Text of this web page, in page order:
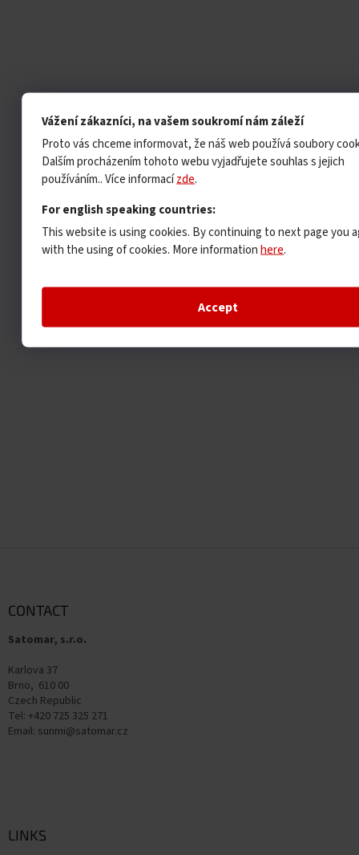
Vážení zákazníci, na vašem soukromí nám záleží
Proto vás chceme informovat, že náš web používá soubory
Dalším procházením tohoto webu vyjadřujete souhlas s jejich
používáním.. Více informacízde.
For english speaking countries:
This website is using cookies. By continuing to next page you
with the using of cookies. More informationhere.
Accept
CONTACT
Satomar, s.r.o.
Karlova 37
Brno, 610 00
Czech Republic
Tel: +420 725 325 271
Email: sunmi@satomar.cz
LINKS